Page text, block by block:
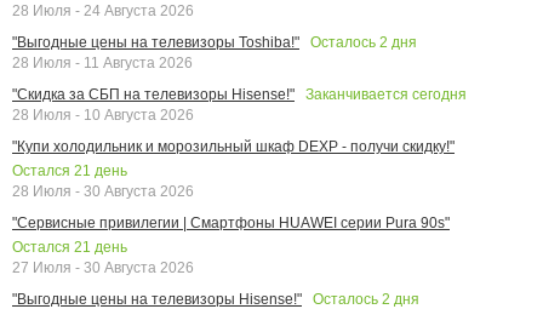
28 Июля - 24 Августа 2026
"Выгодные цены на телевизоры Toshiba!"
Осталось 2 дня
28 Июля - 11 Августа 2026
"Скидка за СБП на телевизоры Hisense!"
Заканчивается сегодня
28 Июля - 10 Августа 2026
"Купи холодильник и морозильный шкаф DEXP - получи скидку!"
Остался 21 день
28 Июля - 30 Августа 2026
"Сервисные привилегии | Смартфоны HUAWEI серии Pura 90s"
Остался 21 день
27 Июля - 30 Августа 2026
"Выгодные цены на телевизоры Hisense!"
Осталось 2 дня